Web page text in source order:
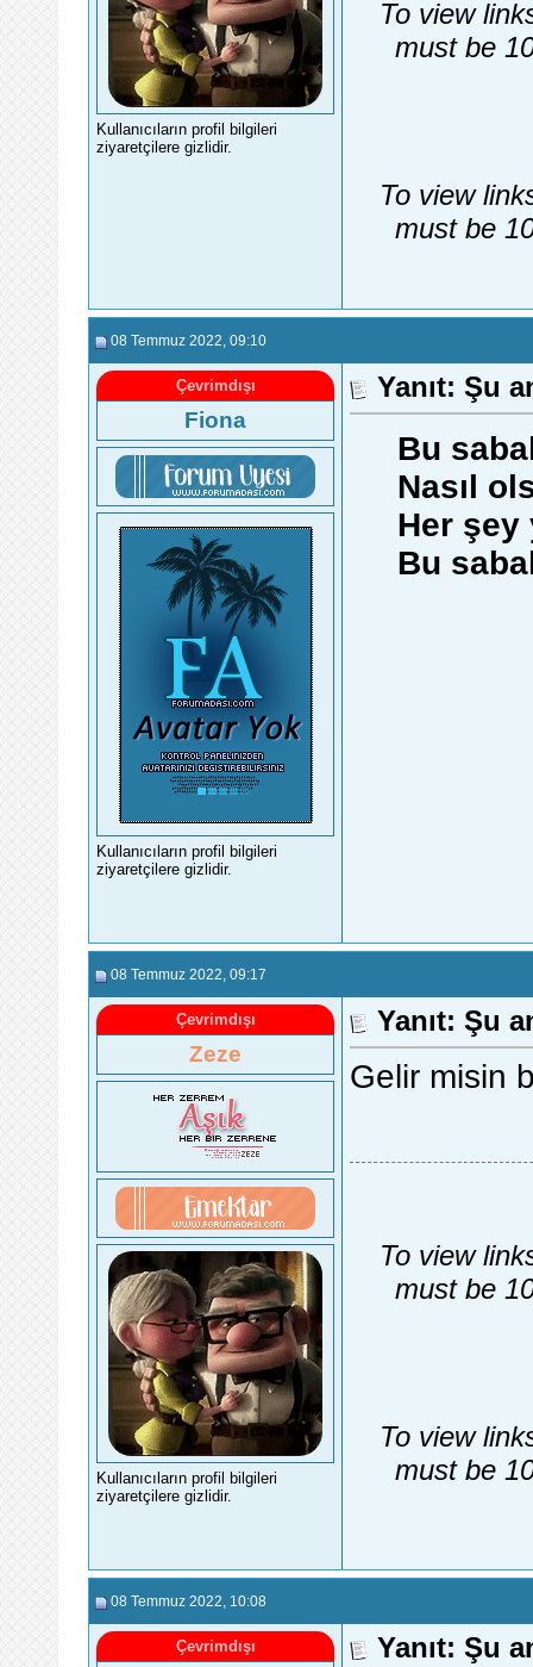
Kullanıcıların profil bilgileri
ziyaretçilere gizlidir.
To view
must be
To view
must be
08 Temmuz 2022 , 09:10
Çevrimdışı
Fiona
Kullanıcıların profil bilgileri
ziyaretçilere gizlidir.
Yanıt: Şu
Bu
Nasıl
Her
Bu
08 Temmuz 2022 , 09:17
Çevrimdışı
Zeze
Kullanıcıların profil bilgileri
ziyaretçilere gizlidir.
Yanıt: Şu
Gelir misin
To view
must be
To view
must be
08 Temmuz 2022 , 10:08
Çevrimdışı Yanıt: Şu